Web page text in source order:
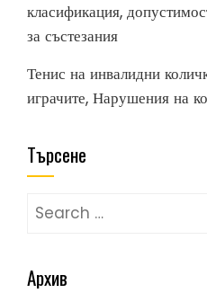
класификация,
за състезания
Тенис на инвалидни
играчите, Нарушения на
Търсене
Search
Архив